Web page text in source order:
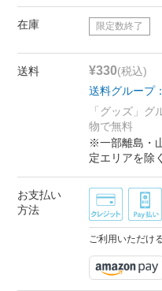
在庫 限定数終了
送料 ¥330(税込)
送料グループ：
「グッズ」
物で無料
※一部離島・
定エリアを除く
お支払い
方法
ご利用いただけ